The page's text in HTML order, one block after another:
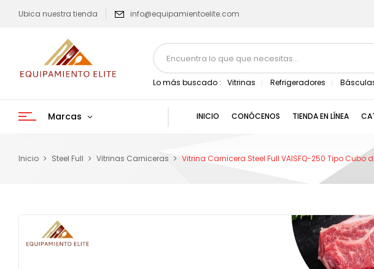
Ubica nuestra tienda info@equipamientoelite.com
Lo más buscado : Vitrinas Refrigeradores
Marcas INICIO CONÓCENOS TIENDA EN LÍNEA
Inicio Steel Full Vitrinas Carniceras Vitrina Carnicera Steel Full VAISFQ-250 Tipo Cubo